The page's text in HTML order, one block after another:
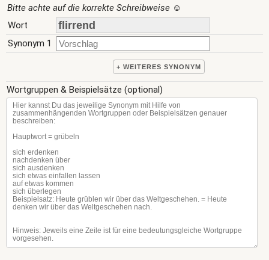
Bitte achte auf die korrekte Schreibweise ☺
Wort
Synonym 1
+ WEITERES SYNONYM
Wortgruppen & Beispielsätze (optional)